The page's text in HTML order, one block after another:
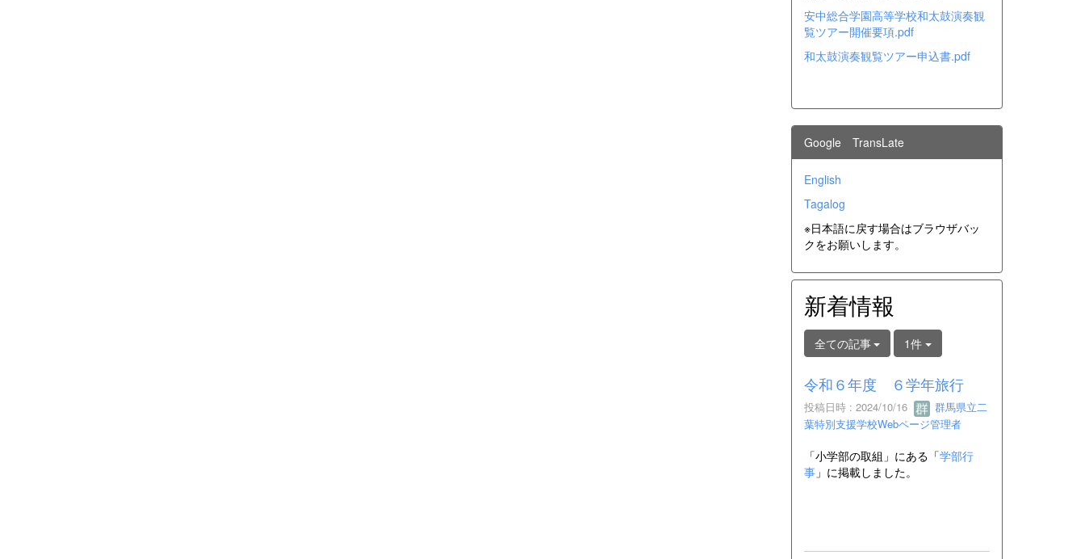
安中総合学園高等学校和太鼓演奏観
覧ツアー開催要項.pdf
和太鼓演奏観覧ツアー申込書.pdf
Google TransLate
English
Tagalog
※日本語に戻す場合はブラウザバッ
クをお願いします。
新着情報
全ての記事 1件
令和６年度 ６学年旅行
投稿日時 : 2024/10/16
群馬県立二
葉特別支援学校Webページ管理者
「小学部の取組」にある「学部行
事」に掲載しました。